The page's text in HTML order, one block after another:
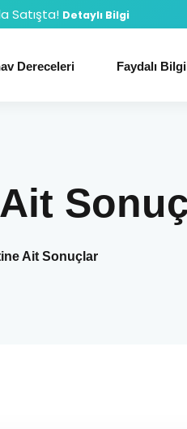
Satışta! Detaylı Bilgi
Dereceleri Faydalı
Ait Sonuçlar